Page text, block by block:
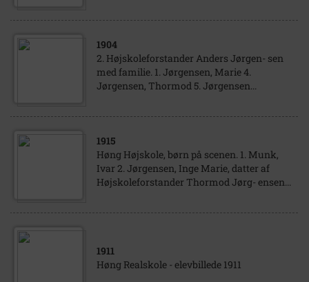
1904
2. Højskoleforstander Anders Jørgen- sen
med familie. 1. Jørgensen, Marie 4.
Jørgensen, Thormod 5. Jørgensen...
1915
Høng Højskole, børn på scenen. 1. Munk,
Ivar 2. Jørgensen, Inge Marie, datter af
Højskoleforstander Thormod Jørg- ensen...
1911
Høng Realskole - elevbillede 1911